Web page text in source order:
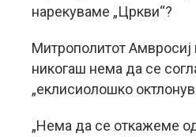
нарекуваме „Цркви“?
Митрополитот Амвросиј
никогаш нема да се
„еклисиолошко
„Нема да се откажеме